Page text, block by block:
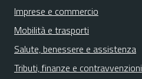
Imprese e commercio
Mobilità e trasporti
Salute, benessere e assistenza
Tributi, finanze e contravvenzioni